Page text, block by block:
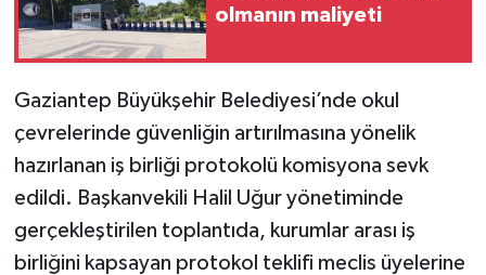
olmanın maliyeti
Gaziantep Büyükşehir Belediyesi’nde okul
çevrelerinde güvenliğin artırılmasına yönelik
hazırlanan iş birliği protokolü komisyona sevk
edildi. Başkanvekili Halil Uğur yönetiminde
gerçekleştirilen toplantıda, kurumlar arası iş
birliğini kapsayan protokol teklifi meclis üyelerine
Teknoloji
Türkiye
Video Haber
Yaşam
Yeme-İçme